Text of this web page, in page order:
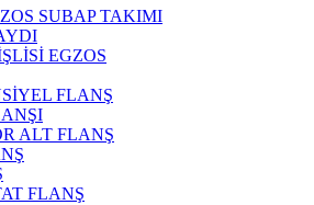
SUBAP TAKIMI
EGZOS
FLANŞ
ALT FLANŞ
FLANŞ